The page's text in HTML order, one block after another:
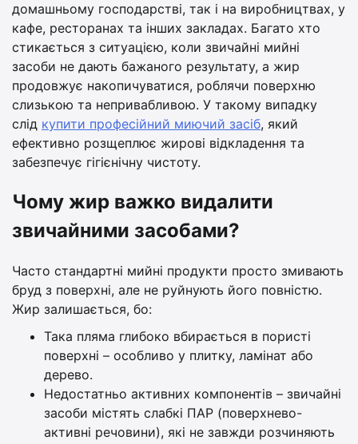
домашньому господарстві, так і на виробництвах, у
кафе, ресторанах та інших закладах. Багато хто
стикається з ситуацією, коли звичайні мийні
засоби не дають бажаного результату, а жир
продовжує накопичуватися, роблячи поверхню
слизькою та непривабливою. У такому випадку
слід купити професійний миючий засіб, який
ефективно розщеплює жирові відкладення та
забезпечує гігієнічну чистоту.
Чому жир важко видалити
звичайними засобами?
Часто стандартні мийні продукти просто змивають
бруд з поверхні, але не руйнують його повністю.
Жир залишається, бо:
Така пляма глибоко вбирається в пористі
поверхні – особливо у плитку, ламінат або
дерево.
Недостатньо активних компонентів – звичайні
засоби містять слабкі ПАР (поверхнево-
активні речовини), які не завжди розчиняють